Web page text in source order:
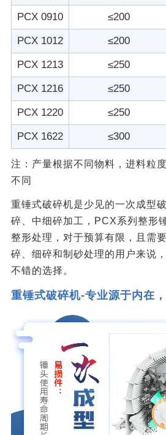
PCX 0910 ≤200
PCX 1012 ≤200
PCX 1213 ≤250
PCX 1216 ≤250
PCX 1220 ≤250
PCX 1622 ≤300
注：产量根据不同物料，进料粒
不同
重锤式破碎机是少见的一次成型
碎、中细碎加工，PCX系列整形
整形处理，对于预算有限，且需
碎、细碎和制砂处理的用户来说
不错的选择。
重锤式破碎机-专业源于内在